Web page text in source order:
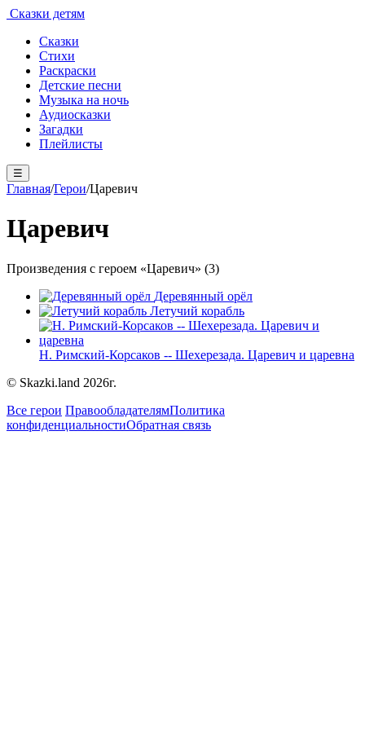
Сказки детям
Сказки
Стихи
Раскраски
Детские песни
Музыка на ночь
Аудиосказки
Загадки
Плейлисты
☰
Главная/Герои/Царевич
Царевич
Произведения с героем «Царевич» (3)
Деревянный орёл
Летучий корабль
Н. Римский-Корсаков -- Шехерезада. Царевич и царевна
© Skazki.land 2026г.
Все герои ПравообладателямПолитика
конфиденциальностиОбратная связь